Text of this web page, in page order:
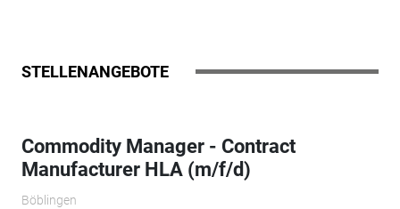
STELLENANGEBOTE
Commodity Manager - Contract
Manufacturer HLA (m/f/d)
Böblingen